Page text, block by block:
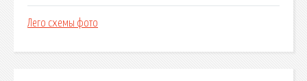
Лего схемы фото